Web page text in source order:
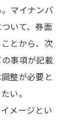
マイナンバ
いて、券面
とから、次
事項が記載
整が必要と
い。
メージとい